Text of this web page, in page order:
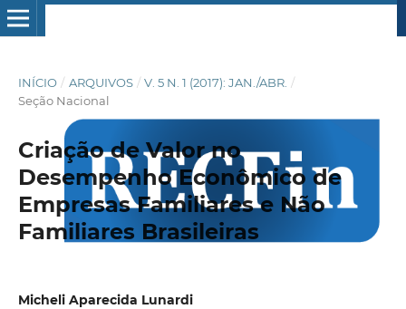
INÍCIO / ARQUIVOS / V. 5 N. 1 (2017): JAN./ABR. /
Seção Nacional
Criação de Valor no
Desempenho Econômico de
Empresas Familiares e Não
Familiares Brasileiras
Micheli Aparecida Lunardi